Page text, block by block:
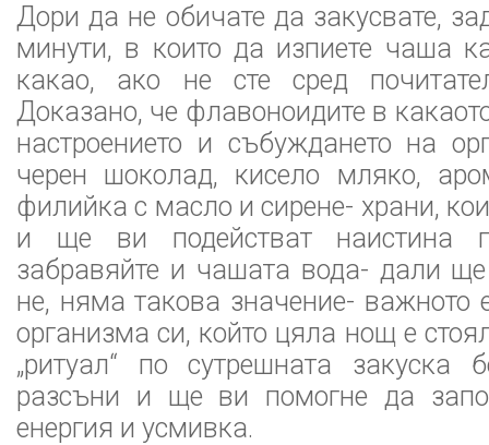
Дори да не обичате да закусвате,
минути, в които да изпиете чаша
какао, ако не сте сред
Доказано, че флавоноидите в
настроението и събуждането на
черен шоколад, кисело мляко,
филийка с масло и сирене- храни,
и ще ви подействат наистина
забравяйте и чашата вода- дали
не, няма такова значение- важното
организма си, който цяла нощ е
„ритуал“ по сутрешната закуска
разсъни и ще ви помогне да
енергия и усмивка.